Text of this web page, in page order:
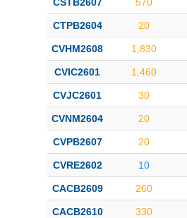
CTPB2604 20
CVHM2608 1,830
CVIC2601 1,460
CVJC2601 30
CVNM2604 20
CVPB2607 20
CVRE2602 10
CACB2609 260
CACB2610 330